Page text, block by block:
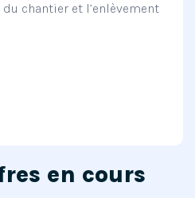
du chantier et l’enlèvement
en cours